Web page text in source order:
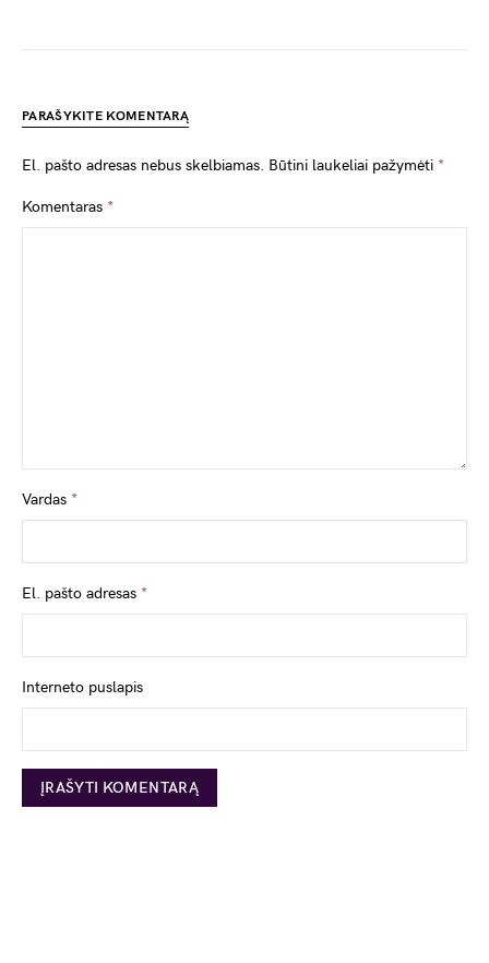
PARAŠYKITE KOMENTARĄ
El. pašto adresas nebus skelbiamas. Būtini laukeliai pažymėti *
Komentaras *
Vardas *
El. pašto adresas *
Interneto puslapis